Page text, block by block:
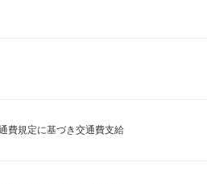
費規定に基づき交通費支給